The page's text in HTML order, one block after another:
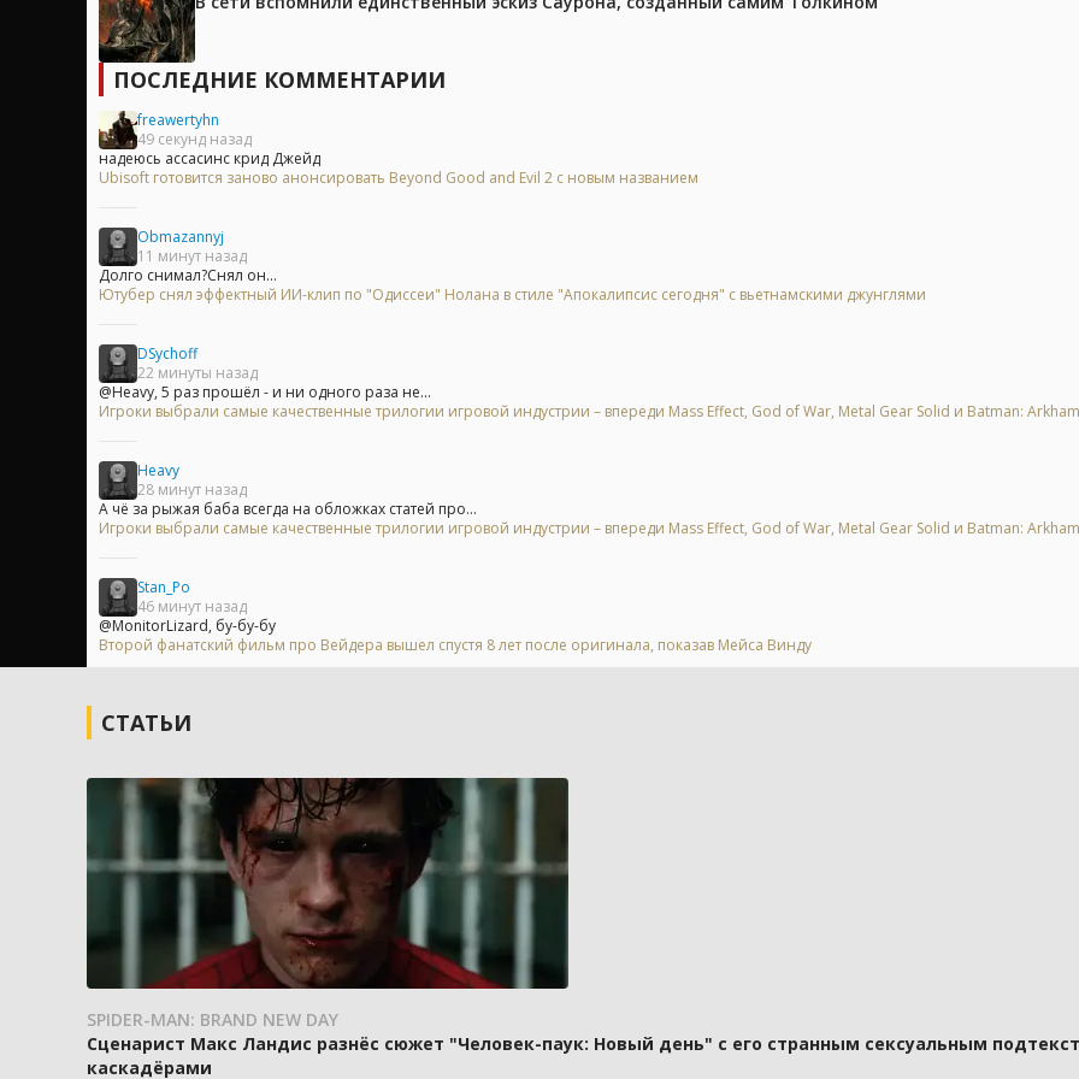
ПОСЛЕДНИЕ КОММЕНТАРИИ
freawertyhn
49 секунд назад
надеюсь ассасинс крид Джейд
Ubisoft готовится заново анонсировать Beyond Good and Evil 2 с новым названием
Obmazannyj
11 минут назад
Долго снимал?Снял он...
Ютубер снял эффектный ИИ-клип по "Одиссеи" Нолана в стиле "Апокалипсис сегодня" с вьетнамскими джунглями
DSychoff
22 минуты назад
@Heavy, 5 раз прошёл - и ни одного раза не...
Игроки выбрали самые качественные трилогии игровой индустрии – впереди Mass Effect, God of War, Metal Gear Solid и Batman: Arkham
Heavy
28 минут назад
А чё за рыжая баба всегда на обложках статей про...
Игроки выбрали самые качественные трилогии игровой индустрии – впереди Mass Effect, God of War, Metal Gear Solid и Batman: Arkham
Stan_Po
46 минут назад
@MonitorLizard, бу-бу-бу
Второй фанатский фильм про Вейдера вышел спустя 8 лет после оригинала, показав Мейса Винду
СТАТЬИ
SPIDER-MAN: BRAND NEW DAY
Сценарист Макс Ландис разнёс сюжет "Человек-паук: Новый день" с его странным сексуальным
каскадёрами